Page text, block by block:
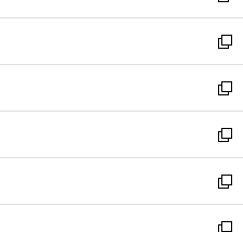
開
く
ウ
で
開
く
し
い
ウ
ィ
ン
ド
ウ
で
開
く
新
し
い
ウ
ィ
ン
ド
ウ
で
新
し
い
ウ
ィ
ン
新
し
い
ウ
新
し